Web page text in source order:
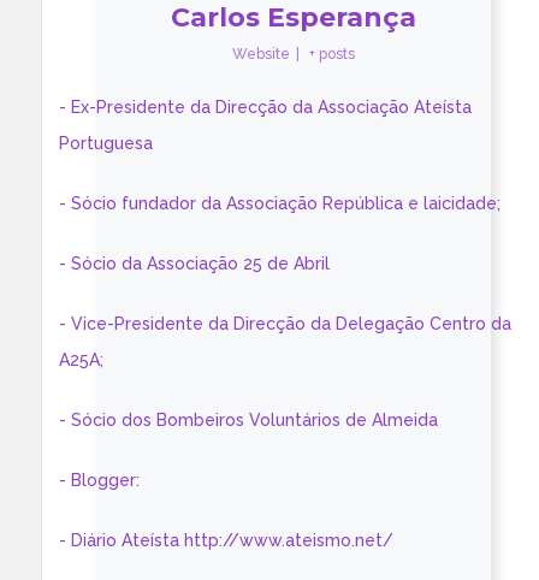
Carlos Esperança
Website + posts
- Ex-Presidente da Direcção da Associação Ateísta
Portuguesa
- Sócio fundador da Associação República e laicidade;
- Sócio da Associação 25 de Abril
- Vice-Presidente da Direcção da Delegação Centro da
A25A;
- Sócio dos Bombeiros Voluntários de Almeida
- Blogger:
- Diário Ateísta http://www.ateismo.net/